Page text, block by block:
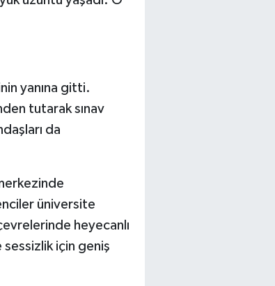
yanına gitti.
tutarak sınav
da
üniversite
heyecanlı
için geniş